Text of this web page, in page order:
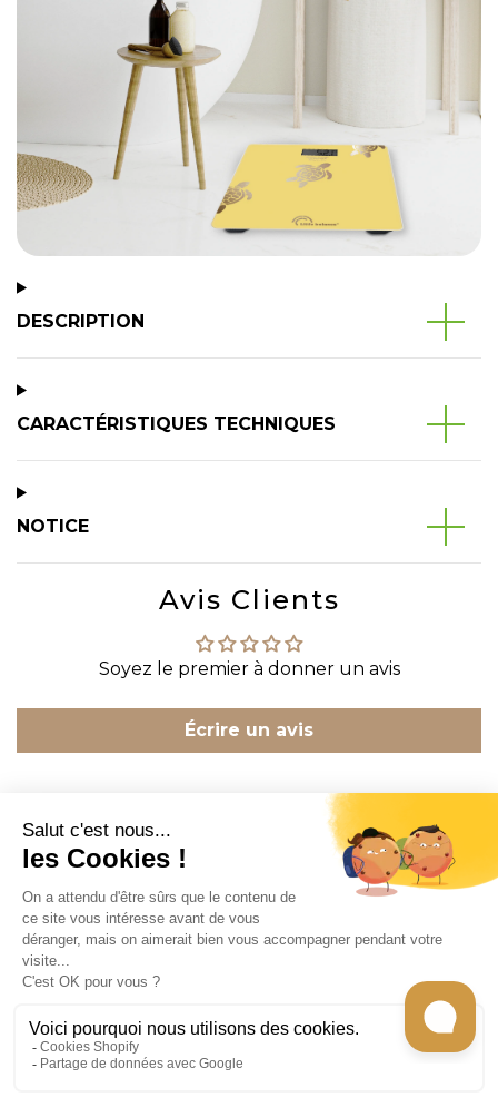
DESCRIPTION
CARACTÉRISTIQUES TECHNIQUES
NOTICE
Avis Clients
Soyez le premier à donner un avis
Écrire un avis
CONTACT
INFORMATION
EN SAVOIR PLUS
RECEVEZ LES RECETTES DE CHEF CARO